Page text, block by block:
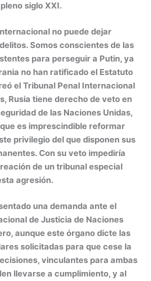
siglo XXI.
no puede dejar
Somos conscientes de las
para perseguir a Putin, ya
no han ratificado el Estatuto
el Tribunal Penal Internacional
Rusia tiene derecho de veto en
de las Naciones Unidas,
es imprescindible reformar
privilegio del que disponen sus
Con su veto impediría
de un tribunal especial
agresión.
una demanda ante el
de Justicia de Naciones
aunque este órgano dicte las
solicitadas para que cese la
vinculantes para ambas
llevarse a cumplimiento, y al